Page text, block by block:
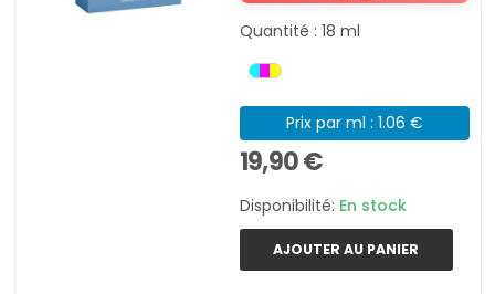
Quantité : 18 ml
Prix par ml : 1.06 €
19,90 €
Disponibilité: En stock
AJOUTER AU PANIER